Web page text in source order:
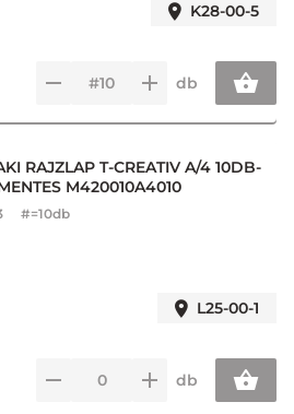
K28-00-5
db
RAJZLAP T-CREATIV A/4 10DB-
M420010A4010
#=10db
L25-00-1
db